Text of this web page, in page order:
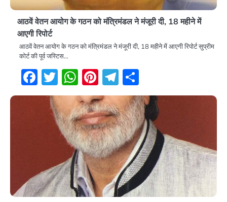
आठवें वेतन आयोग के गठन को मंत्रिमंडल ने मंजूरी दी, 18 महीने में
आएगी रिपोर्ट
आठवें वेतन आयोग के गठन को मंत्रिमंडल ने मंजूरी दी, 18 महीने में आएगी रिपोर्ट सुप्रीम
कोर्ट की पूर्व जस्टिस…
Facebook
Twitter
WhatsApp
Pinterest
Telegram